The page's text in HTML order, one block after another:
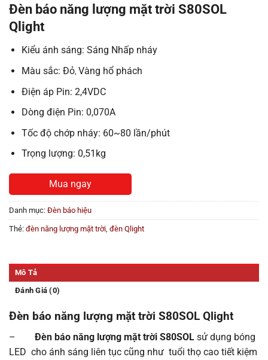
Đèn báo năng lượng mặt trời S80SOL
Qlight
Kiểu ánh sáng: Sáng Nhấp nháy
Màu sắc: Đỏ, Vàng hổ phách
Điện áp Pin: 2,4VDC
Dòng điện Pin: 0,070A
Tốc độ chớp nháy: 60~80 lần/phút
Trọng lượng: 0,51kg
Mua ngay
Danh mục: Đèn báo hiệu
Thẻ: đèn năng lượng mặt trời, đèn Qlight
Mô Tả
Đánh Giá (0)
Đèn báo năng lượng mặt trời S80SOL Qlight
– Đèn báo năng lượng mặt trời S80SOL sử dụng bóng
LED cho ánh sáng liên tục cũng như tuổi thọ cao tiết kiệm